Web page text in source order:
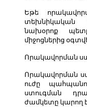
Եթե
տեխնիկական
նախօրոք
միջոցներից
Որակավորման
Որակավորման
ուժը
ստուգման
ժամկետը կարող